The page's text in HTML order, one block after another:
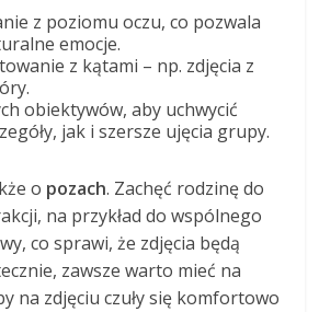
z poziomu oczu, co pozwala
emocje.
z kątami – np. zdjęcia z
obiektywów, aby uchwycić
jak i szersze ujęcia grupy.
o pozach. Zachęć rodzinę do
na przykład do wspólnego
co sprawi, że zdjęcia będą
zawsze warto mieć na
na zdjęciu czuły się komfortowo